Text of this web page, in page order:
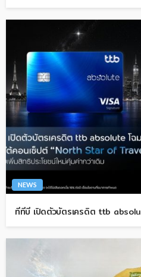
NEWS
ทีทีบี เปิดตัวบัตรเครดิต ttb